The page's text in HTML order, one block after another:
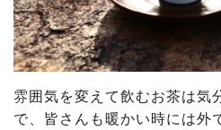
雰囲気を変えて飲むお茶は気
で、皆さんも暖かい時には外